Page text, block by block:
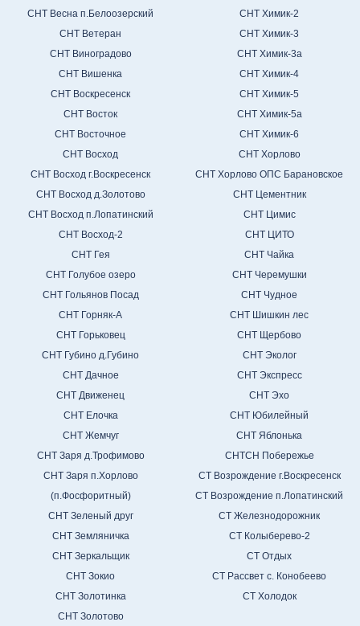
СНТ Весна п.Белоозерский
СНТ Ветеран
СНТ Виноградово
СНТ Вишенка
СНТ Воскресенск
СНТ Восток
СНТ Восточное
СНТ Восход
СНТ Восход г.Воскресенск
СНТ Восход д.Золотово
СНТ Восход п.Лопатинский
СНТ Восход-2
СНТ Гея
СНТ Голубое озеро
СНТ Гольянов Посад
СНТ Горняк-А
СНТ Горьковец
СНТ Губино д.Губино
СНТ Дачное
СНТ Движенец
СНТ Елочка
СНТ Жемчуг
СНТ Заря д.Трофимово
СНТ Заря п.Хорлово
(п.Фосфоритный)
СНТ Зеленый друг
СНТ Земляничка
СНТ Зеркальщик
СНТ Зокио
СНТ Золотинка
СНТ Золотово
СНТ Химик-2
СНТ Химик-3
СНТ Химик-3а
СНТ Химик-4
СНТ Химик-5
СНТ Химик-5а
СНТ Химик-6
СНТ Хорлово
СНТ Хорлово ОПС Барановское
СНТ Цементник
СНТ Цимис
СНТ ЦИТО
СНТ Чайка
СНТ Черемушки
СНТ Чудное
СНТ Шишкин лес
СНТ Щербово
СНТ Эколог
СНТ Экспресс
СНТ Эхо
СНТ Юбилейный
СНТ Яблонька
СНТСН Побережье
СТ Возрождение г.Воскресенск
СТ Возрождение п.Лопатинский
СТ Железнодорожник
СТ Колыберево-2
СТ Отдых
СТ Рассвет с. Конобеево
СТ Холодок